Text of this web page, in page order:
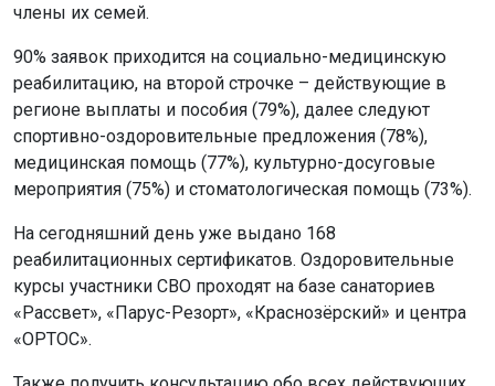
члены их семей.
90% заявок приходится на социально-медицинскую
реабилитацию, на второй строчке – действующие в
регионе выплаты и пособия (79%), далее следуют
спортивно-оздоровительные предложения (78%),
медицинская помощь (77%), культурно-досуговые
мероприятия (75%) и стоматологическая помощь (73%).
На сегодняшний день уже выдано 168
реабилитационных сертификатов. Оздоровительные
курсы участники СВО проходят на базе санаториев
«Рассвет», «Парус-Резорт», «Краснозёрский» и центра
«ОРТОС».